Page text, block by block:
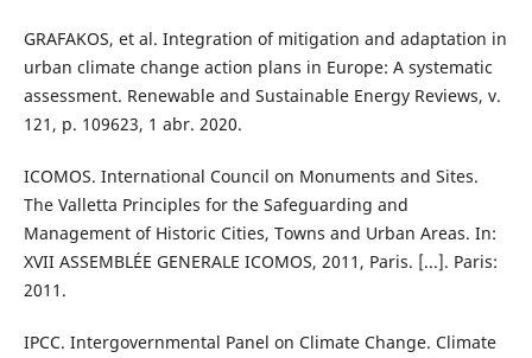
GRAFAKOS, et al. Integration of mitigation and adaptation in
urban climate change action plans in Europe: A systematic
assessment. Renewable and Sustainable Energy Reviews, v.
121, p. 109623, 1 abr. 2020.
ICOMOS. International Council on Monuments and Sites.
The Valletta Principles for the Safeguarding and
Management of Historic Cities, Towns and Urban Areas. In:
XVII ASSEMBLÉE GENERALE ICOMOS, 2011, Paris. [...]. Paris:
2011.
IPCC. Intergovernmental Panel on Climate Change. Climate